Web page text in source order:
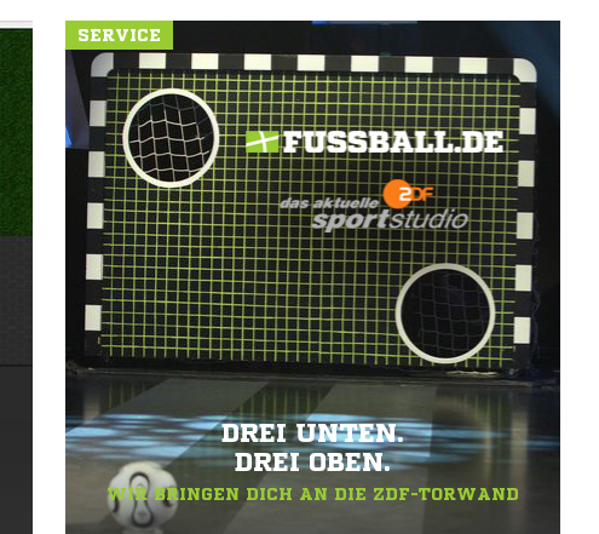
SERVICE
DREI UNTEN.
DREI OBEN.
WIR BRINGEN DICH AN DIE ZDF-TORWAND